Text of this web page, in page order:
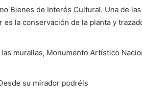
Bienes de Interés Cultural. Una de las
la conservación de la planta y
murallas, Monumento Artístico
su mirador podréis